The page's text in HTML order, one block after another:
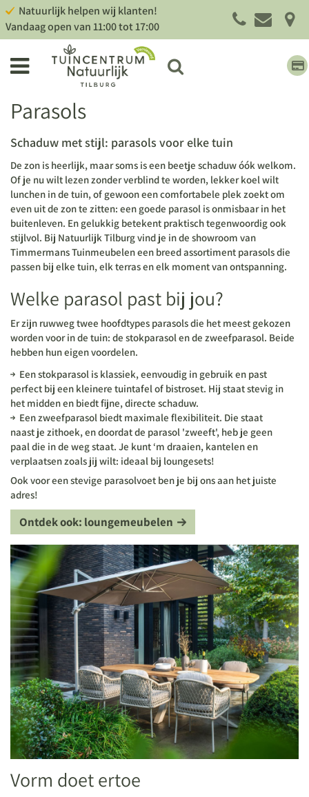
Natuurlijk helpen wij klanten!
Vandaag open van11:00tot17:00
Parasols
Schaduw met stijl: parasols voor elke tuin
De zon is heerlijk, maar soms is een beetje schaduw óók welkom.
Of je nu wilt lezen zonder verblind te worden, lekker koel wilt
lunchen in de tuin, of gewoon een comfortabele plek zoekt om
even uit de zon te zitten: een goede parasol is onmisbaar in het
buitenleven. En gelukkig betekent praktisch tegenwoordig ook
stijlvol. Bij Natuurlijk Tilburg vind je in de showroom van
Timmermans Tuinmeubelen een breed assortiment parasols die
passen bij elke tuin, elk terras en elk moment van ontspanning.
Welke parasol past bij jou?
Er zijn ruwweg twee hoofdtypes parasols die het meest gekozen
worden voor in de tuin: de stokparasol en de zweefparasol. Beide
hebben hun eigen voordelen.
Een stokparasol is klassiek, eenvoudig in gebruik en past
perfect bij een kleinere tuintafel of bistroset. Hij staat stevig in
het midden en biedt fijne, directe schaduw.
Een zweefparasol biedt maximale flexibiliteit. Die staat
naast je zithoek, en doordat de parasol 'zweeft', heb je geen
paal die in de weg staat. Je kunt ‘m draaien, kantelen en
verplaatsen zoals jij wilt: ideaal bij loungesets!
Ook voor een stevige parasolvoet ben je bij ons aan het juiste
adres!
Ontdek ook: loungemeubelen
Vorm doet ertoe